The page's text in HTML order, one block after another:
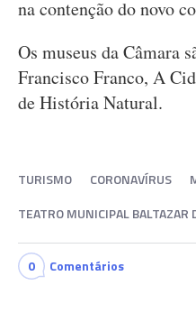
na contenção do novo
Os museus da Câmara
Francisco Franco, A
de História Natural.
TURISMO CORONAVÍRUS
TEATRO MUNICIPAL BALTAZAR
0 Comentários